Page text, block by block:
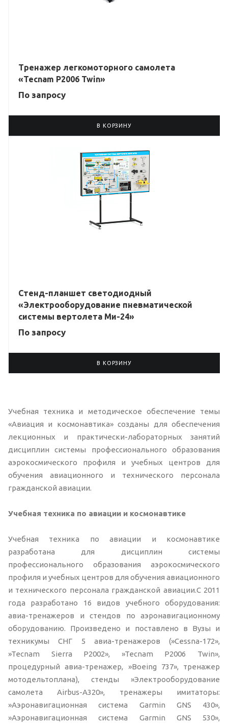
Тренажер легкомоторного самолета
«Tecnam P2006 Twin»
По запросу
В КОРЗИНУ
Стенд-планшет светодиодный
«Электрооборудование пневматической
системы вертолета Ми-24»
По запросу
В КОРЗИНУ
Учебная техника и методическое обеспечение темы
«Авиация и космонавтика» созданы для обеспечения
лекционных и практически-лабораторных занятий
дисциплин системы профессионального образования
аэрокосмического профиля и учебных центров для
обучения авиационного и технического персонала
гражданской авиации.
Учебная техника по авиации и космонавтике
Учебная техника по авиации и космонавтике
разработана для дисциплин системы
профессионального образования аэрокосмического
профиля и учебных центров для обучения авиационного
и технического персонала гражданской авиации.С 2011
года разработано 16 видов учебного оборудования:
авиа-тренажеров и стендов по аэронавигационному
оборудованию. Произведено и поставлено в Вузы и
техникумы СНГ 5 авиа-тренажеров (»Cessna-172»,
»Tecnam Sierra P2002», »Tecnam P2006 Twin»,
процедурный авиа-тренажер, »Boeing 737», тренажер
мотодельтоплана), стенды »Электрооборудование
самолета Airbus-A320», тренажеры имитаторы:
»Аэронавигационная система Garmin GNS 430»,
»Аэронавигационная система Garmin GNS 530»,